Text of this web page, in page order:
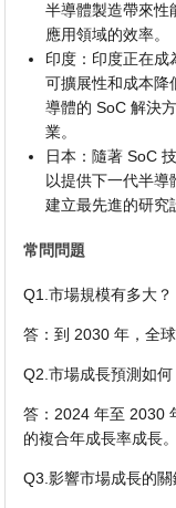
半導體製造帶來性
應用領域的效率。
印度：印度正在成
可擴展性和成本降
導體的 SoC 解決
業。
日本：隨著 SoC
以提供下一代半
建立最先進的研究
常問問題
Q1.市場規模有多大？
答：到 2030 年，全
Q2.市場成長預測如何
答：2024 年至 2030
的複合年成長率成長。
Q3.影響市場成長的